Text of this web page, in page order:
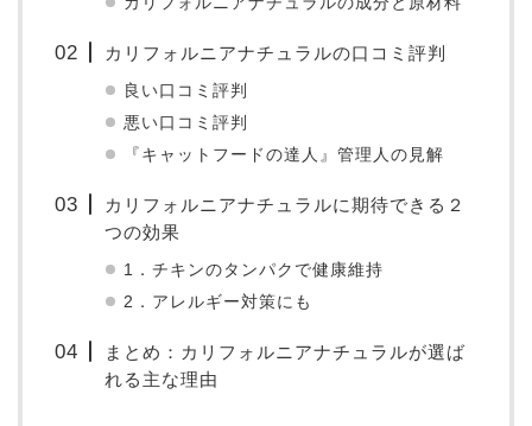
カリフォルニアナチュラルの口コミ評判
良い口コミ評判
悪い口コミ評判
『キャットフードの達人』管理人の見解
カリフォルニアナチュラルに期待できる２
つの効果
1．チキンのタンパクで健康維持
2．アレルギー対策にも
まとめ：カリフォルニアナチュラルが選ば
れる主な理由